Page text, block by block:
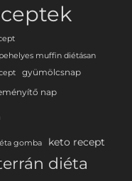
muffin diétásan
gyümölcsnap
nap
gomba keto recept
diéta